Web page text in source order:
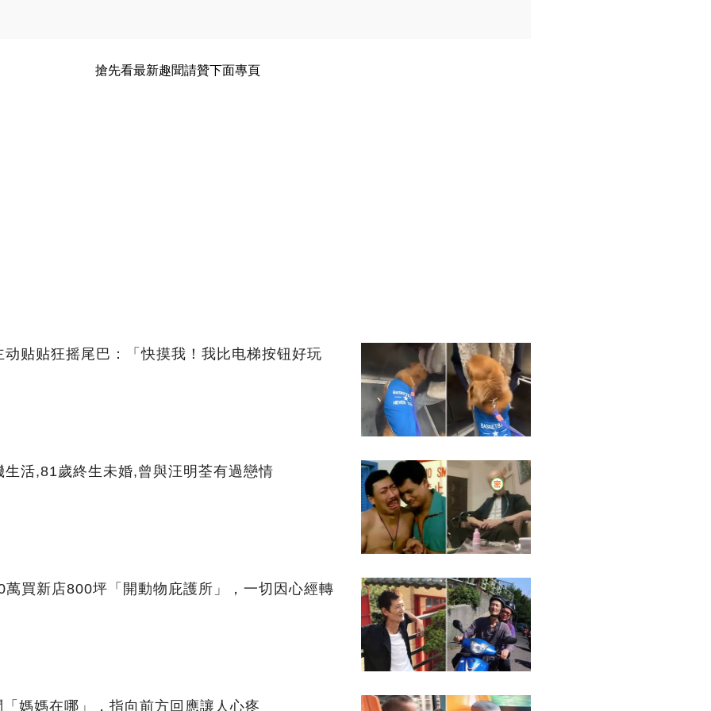
搶先看最新趣聞請贊下面專頁
贴贴狂摇尾巴：「快摸我！我比电梯按钮好玩
活,81歲終生未婚,曾與汪明荃有過戀情
買新店800坪「開動物庇護所」，一切因心經轉
媽媽在哪」，指向前方回應讓人心疼